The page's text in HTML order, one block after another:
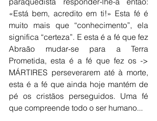
«Está bem, acredito em ti!» Esta fé é
muito mais que “conhecimento”, ela
significa “certeza”. E esta é a fé que fez
Abraão mudar-se para a Terra
Prometida, esta é a fé que fez os ->
MÁRTIRES perseverarem até à morte,
esta é a fé que ainda hoje mantém de
pé os cristãos perseguidos. Uma fé
que compreende todo o ser humano...